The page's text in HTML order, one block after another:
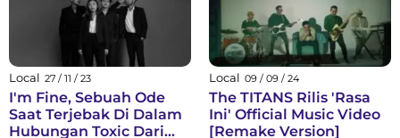
Local 27 / 11 / 23
I'm Fine, Sebuah Ode
Saat Terjebak Di Dalam
Hubungan Toxic Dari
Local 09 / 09 / 24
The TITANS Rilis 'Rasa
Ini' Official Music Video
[Remake Version]